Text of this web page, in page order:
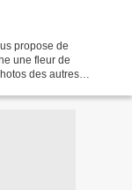
propose de
une fleur de
des autres